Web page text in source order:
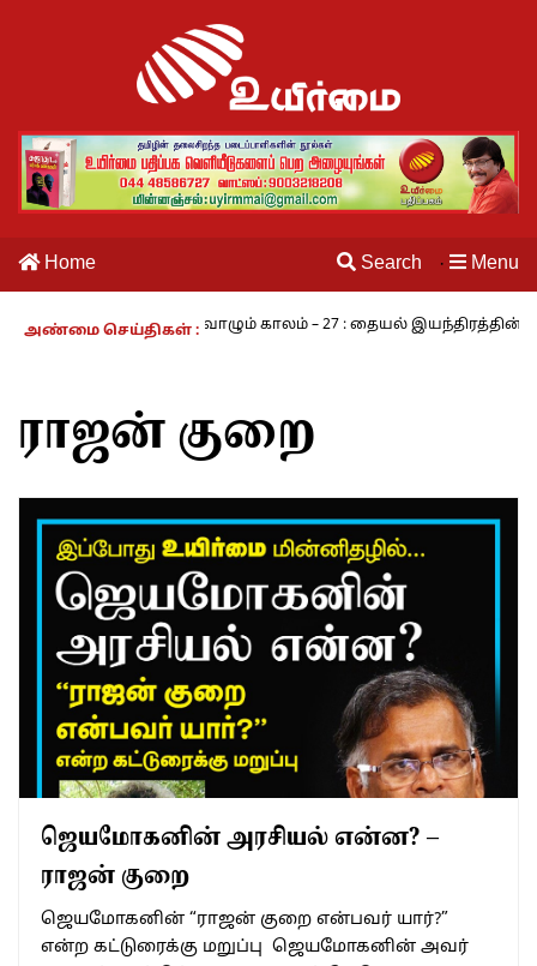
Home Search · Menu
அண்மை செய்திகள் :நாம் வாழும் காலம் – 27 : தையல் இயந்திரத்தின்
ராஜன் குறை
ஜெயமோகனின் அரசியல் என்ன? –
ராஜன் குறை
ஜெயமோகனின் “ராஜன் குறை என்பவர் யார்?”
என்ற கட்டுரைக்கு மறுப்பு ஜெயமோகனின் அவர்